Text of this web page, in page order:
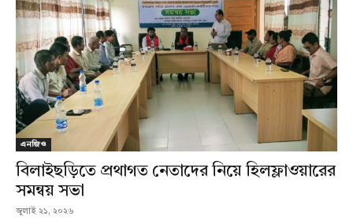
এনজিও
বিলাইছড়িতে প্রথাগত নেতাদের নিয়ে হিলফ্লাওয়ারের
সমন্বয় সভা
জুলাই ২১, ২০২৬